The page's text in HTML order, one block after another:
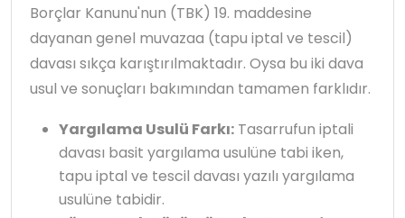
Borçlar Kanunu'nun (TBK) 19. maddesine
dayanan genel muvazaa (tapu iptal ve tescil)
davası sıkça karıştırılmaktadır. Oysa bu iki dava
usul ve sonuçları bakımından tamamen farklıdır.
Yargılama Usulü Farkı: Tasarrufun iptali
davası basit yargılama usulüne tabi iken,
tapu iptal ve tescil davası yazılı yargılama
usulüne tabidir.